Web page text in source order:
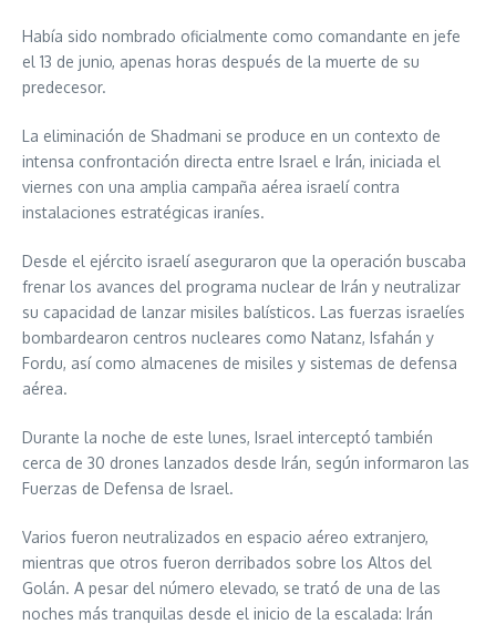
Había sido nombrado oficialmente como comandante en jefe
el 13 de junio, apenas horas después de la muerte de su
predecesor.
La eliminación de Shadmani se produce en un contexto de
intensa confrontación directa entre Israel e Irán, iniciada el
viernes con una amplia campaña aérea israelí contra
instalaciones estratégicas iraníes.
Desde el ejército israelí aseguraron que la operación buscaba
frenar los avances del programa nuclear de Irán y neutralizar
su capacidad de lanzar misiles balísticos. Las fuerzas israelíes
bombardearon centros nucleares como Natanz, Isfahán y
Fordu, así como almacenes de misiles y sistemas de defensa
aérea.
Durante la noche de este lunes, Israel interceptó también
cerca de 30 drones lanzados desde Irán, según informaron las
Fuerzas de Defensa de Israel.
Varios fueron neutralizados en espacio aéreo extranjero,
mientras que otros fueron derribados sobre los Altos del
Golán. A pesar del número elevado, se trató de una de las
noches más tranquilas desde el inicio de la escalada: Irán